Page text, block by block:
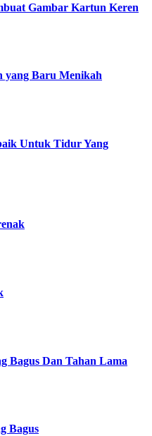
Gambar Kartun Keren
yang Baru Menikah
Untuk Tidur Yang
Bagus Dan Tahan Lama
Bagus